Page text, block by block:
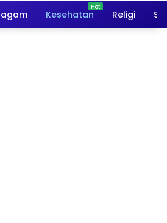
Kesehatan Religi